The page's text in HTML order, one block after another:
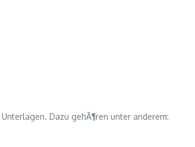
Dazu gehÃ¶ren unter anderem: